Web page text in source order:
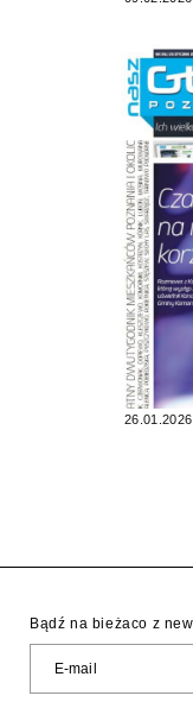
26.01.2026
Bądź na bieżaco z